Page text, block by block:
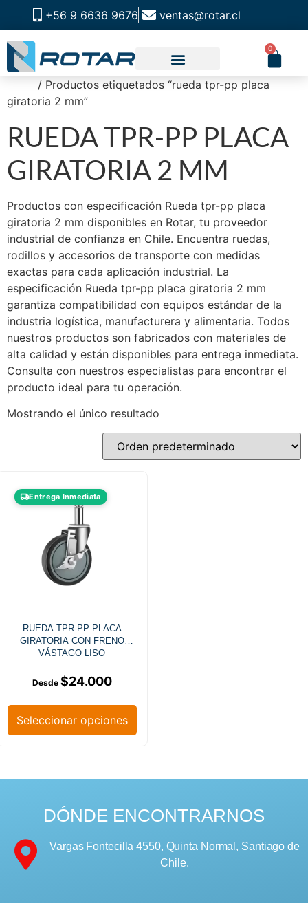
+56 9 6636 9676 ventas@rotar.cl
0
/ Productos etiquetados “rueda tpr-pp placa
giratoria 2 mm”
RUEDA TPR-PP PLACA
GIRATORIA 2 MM
Productos con especificación Rueda tpr-pp placa
giratoria 2 mm disponibles en Rotar, tu proveedor
industrial de confianza en Chile. Encuentra ruedas,
rodillos y accesorios de transporte con medidas
exactas para cada aplicación industrial. La
especificación Rueda tpr-pp placa giratoria 2 mm
garantiza compatibilidad con equipos estándar de la
industria logística, manufacturera y alimentaria. Todos
nuestros productos son fabricados con materiales de
alta calidad y están disponibles para entrega inmediata.
Consulta con nuestros especialistas para encontrar el
producto ideal para tu operación.
Mostrando el único resultado
Entrega Inmediata
RUEDA TPR-PP PLACA
GIRATORIA CON FRENO
VÁSTAGO LISO
$24.000
Seleccionar opciones
DÓNDE ENCONTRARNOS
Vargas Fontecilla 4550, Quinta Normal, Santiago de
Chile.